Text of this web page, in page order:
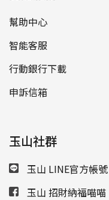
幫助中心
智能客服
行動銀行下載
申訴信箱
玉山社群
玉山 LINE官方帳號
玉山 招財納福喵喵